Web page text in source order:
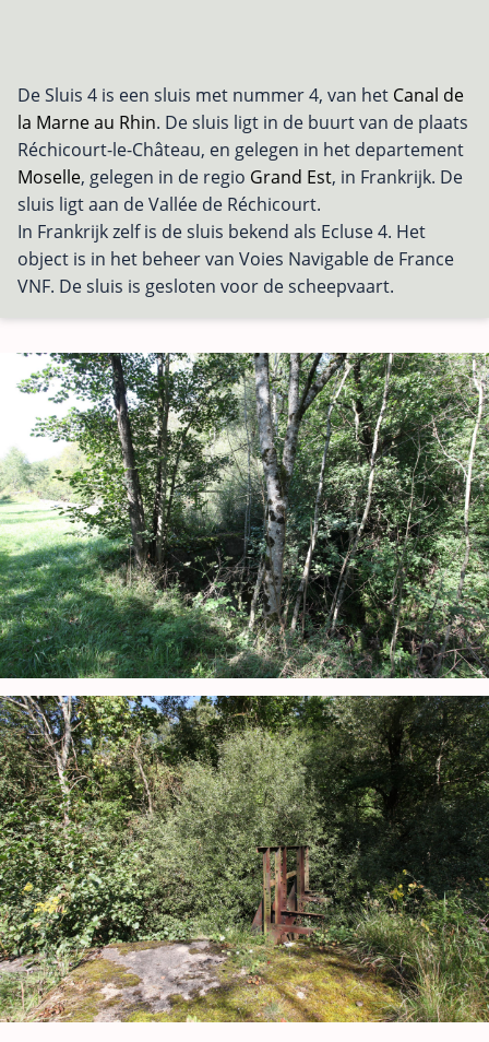
De Sluis 4 is een sluis met nummer 4, van het Canal de
la Marne au Rhin. De sluis ligt in de buurt van de plaats
Réchicourt-le-Château, en gelegen in het departement
Moselle, gelegen in de regio Grand Est, in Frankrijk. De
sluis ligt aan de Vallée de Réchicourt.
In Frankrijk zelf is de sluis bekend als Ecluse 4. Het
object is in het beheer van Voies Navigable de France
VNF. De sluis is gesloten voor de scheepvaart.